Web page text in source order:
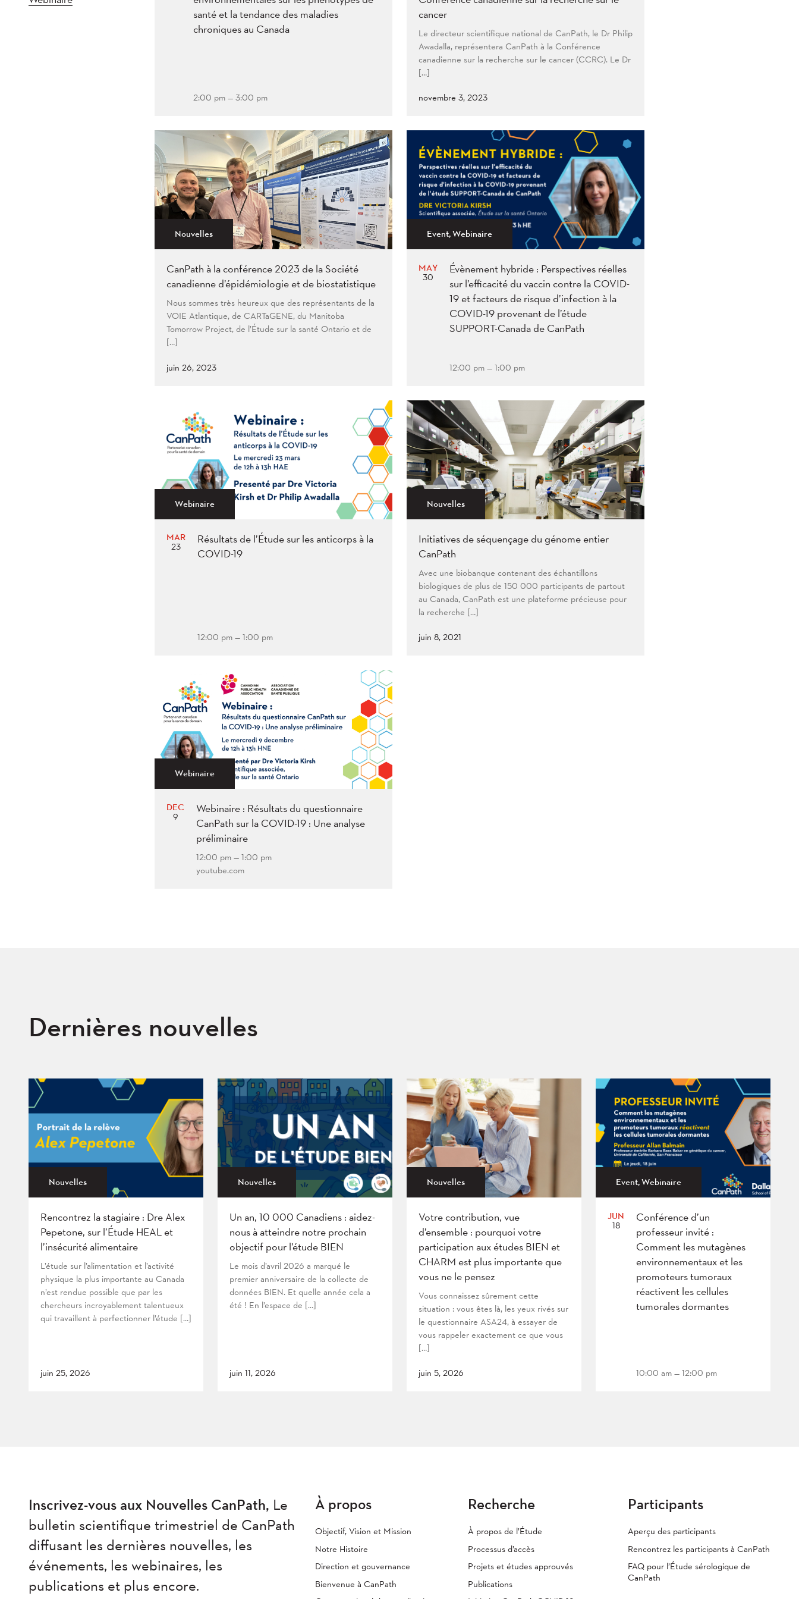
santé et la tendance des maladies
chroniques au Canada
2:00 pm — 3:00 pm
cancer
Le directeur scientifique national de CanPath, le Dr Philip
Awadalla, représentera CanPath à la Conférence
canadienne sur la recherche sur le cancer (CCRC). Le Dr
[…]
novembre 3, 2023
Nouvelles
CanPath à la conférence 2023 de la Société
canadienne d’épidémiologie et de biostatistique
Nous sommes très heureux que des représentants de la
VOIE Atlantique, de CARTaGENE, du Manitoba
Tomorrow Project, de l’Étude sur la santé Ontario et de
[…]
juin 26, 2023
Event, Webinaire
MAY
30
Évènement hybride : Perspectives réelles
sur l’efficacité du vaccin contre la COVID-
19 et facteurs de risque d’infection à la
COVID-19 provenant de l’étude
SUPPORT-Canada de CanPath
12:00 pm — 1:00 pm
Webinaire
MAR
23
Résultats de l’Étude sur les anticorps à la
COVID-19
12:00 pm — 1:00 pm
Nouvelles
Initiatives de séquençage du génome entier
CanPath
Avec une biobanque contenant des échantillons
biologiques de plus de 150 000 participants de partout
au Canada, CanPath est une plateforme précieuse pour
la recherche […]
juin 8, 2021
Webinaire
DEC
9
Webinaire : Résultats du questionnaire
CanPath sur la COVID-19 : Une analyse
préliminaire
12:00 pm — 1:00 pm
youtube.com
Dernières nouvelles
Nouvelles
Rencontrez la stagiaire : Dre Alex
Pepetone, sur l’Étude HEAL et
l’insécurité alimentaire
L’étude sur l’alimentation et l’activité
physique la plus importante au Canada
n’est rendue possible que par les
chercheurs incroyablement talentueux
qui travaillent à perfectionner l’étude […]
juin 25, 2026
Nouvelles
Un an, 10 000 Canadiens : aidez-
nous à atteindre notre prochain
objectif pour l’étude BIEN
Le mois d’avril 2026 a marqué le
premier anniversaire de la collecte de
données BIEN. Et quelle année cela a
été ! En l’espace de […]
juin 11, 2026
Nouvelles
Votre contribution, vue
d’ensemble : pourquoi votre
participation aux études BIEN et
CHARM est plus importante que
vous ne le pensez
Vous connaissez sûrement cette
situation : vous êtes là, les yeux rivés sur
le questionnaire ASA24, à essayer de
vous rappeler exactement ce que vous
[…]
juin 5, 2026
Event, Webinaire
JUN
18
Conférence d’un
professeur invité :
Comment les mutagènes
environnementaux et les
promoteurs tumoraux
réactivent les cellules
tumorales dormantes
10:00 am — 12:00 pm
Inscrivez-vous aux Nouvelles CanPath, Le
bulletin scientifique trimestriel de CanPath
diffusant les dernières nouvelles, les
événements, les webinaires, les
publications et plus encore.
À propos
Objectif, Vision et Mission
Notre Histoire
Direction et gouvernance
Bienvenue à CanPath
Recherche
À propos de l’Étude
Processus d’accès
Projets et études approuvés
Publications
Participants
Aperçu des participants
Rencontrez les participants à CanPath
FAQ pour l’Étude sérologique de
CanPath